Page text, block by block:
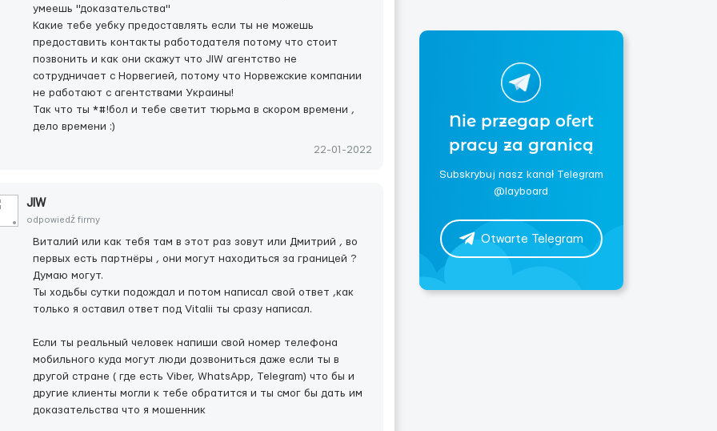
умеешь "доказательства"
Какие тебе уебку предоставлять если ты не можешь
предоставить контакты работодателя потому что стоит
позвонить и как они скажут что JIW агентство не
сотрудничает с Норвегией, потому что Норвежские компании
не работают с агентствами Украины!
Так что ты *#!бол и тебе светит тюрьма в скором времени ,
дело времени :)
22-01-2022
JIW
odpowiedź firmy
Виталий или как тебя там в этот раз зовут или Дмитрий , во
первых есть партнёры , они могут находиться за границей ?
Думаю могут.
Ты ходьбы сутки подождал и потом написал свой ответ ,как
только я оставил ответ под Vitalii ты сразу написал.
Если ты реальный человек напиши свой номер телефона
мобильного куда могут люди дозвониться даже если ты в
другой стране ( где есть Viber, WhatsApp, Telegram) что бы и
другие клиенты могли к тебе обратится и ты смог бы дать им
доказательства что я мошенник
Nie przegap ofert
pracy za granicą
Subskrybuj nasz kanał Telegram
@layboard
Otwarte Telegram